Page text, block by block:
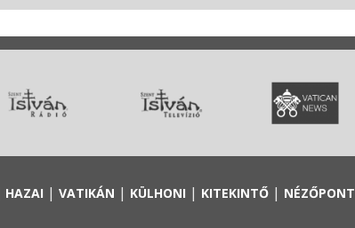
HAZAI | VATIKÁN | KÜLHONI | KITEKINTŐ| NÉZŐPONT